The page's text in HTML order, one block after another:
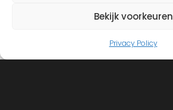
Bekijk voorkeuren
Privacy Policy